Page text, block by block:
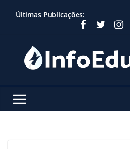
Últimas Publicações: